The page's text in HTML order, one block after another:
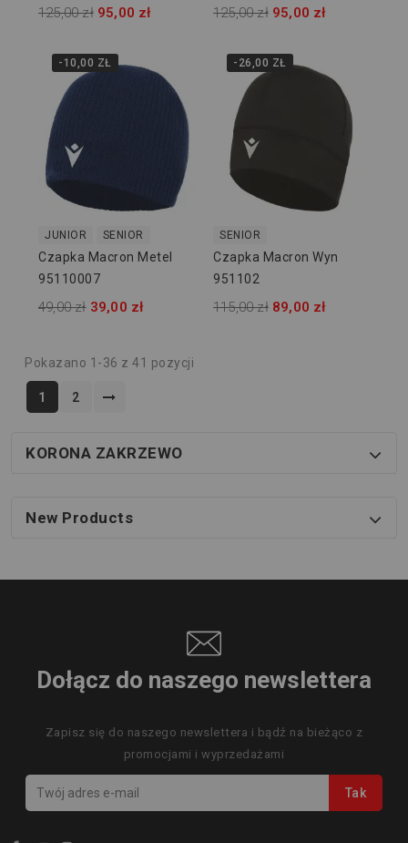
125,00 zł 95,00 zł 125,00 zł 95,00 zł
-10,00 ZŁ
JUNIOR SENIOR
Czapka Macron Metel
95110007
49,00 zł 39,00 zł
-26,00 ZŁ
SENIOR
Czapka Macron Wyn
951102
115,00 zł 89,00 zł
Pokazano 1-36 z 41 pozycji
1 2
KORONA ZAKRZEWO
New Products
Dołącz do naszego newslettera
Zapisz się do naszego newslettera i bądź na bieżąco z
promocjami i wyprzedażami